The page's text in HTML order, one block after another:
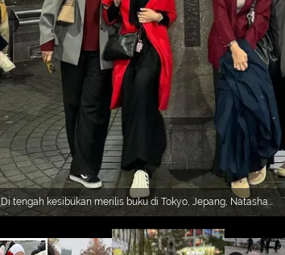
Di tengah kesibukan merilis buku di Tokyo, Jepang, Natasha
Rizky (Acha) dan ketiga sahabatnya, Ratna Galih, Nina Zatulini,
dan Dian Ayu Lestari, tak hanya menikmati momen profesional,
tetapi juga merayakan kebersamaan mereka dengan liburan
seru. [@dianayulestari].